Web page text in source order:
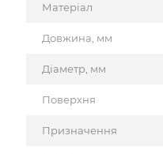
Матеріал
Довжина, мм
Діаметр, мм
Поверхня
Призначення